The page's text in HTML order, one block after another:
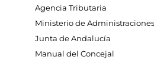
Agencia Tributaria
Ministerio de
Junta de Andalucía
Manual del Concejal